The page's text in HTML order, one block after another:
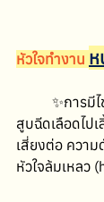
หัวใจทำงาน
สูบฉีดเลือดไป
เสี่ยงต่อ ความ
หัวใจล้มเหลว